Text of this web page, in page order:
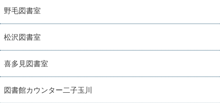
野毛図書室
松沢図書室
喜多見図書室
図書館カウンター二子玉川